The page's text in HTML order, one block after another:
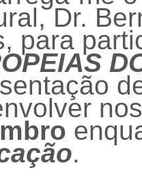
Dr.
para
ção
ção.